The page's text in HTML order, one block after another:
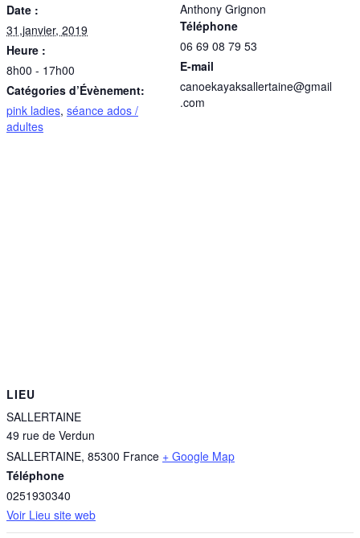
Date :
31,janvier, 2019
Heure :
8h00 - 17h00
Catégories d’Évènement:
pink ladies, séance ados /
adultes
Anthony Grignon
Téléphone
06 69 08 79 53
E-mail
canoekayaksallertaine@gmail
.com
LIEU
SALLERTAINE
49 rue de Verdun
SALLERTAINE, 85300 France + Google Map
Téléphone
0251930340
Voir Lieu site web